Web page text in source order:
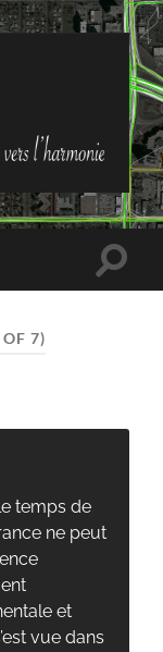
Toggle
OF 7)
temps de
ne peut
et
vue dans